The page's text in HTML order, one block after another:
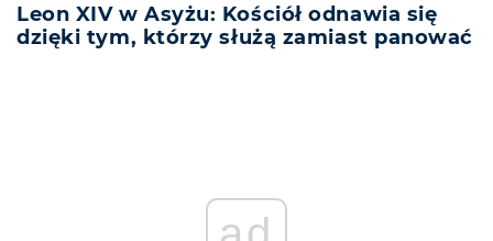
Leon XIV w Asyżu: Kościół odnawia się
dzięki tym, którzy służą zamiast panować